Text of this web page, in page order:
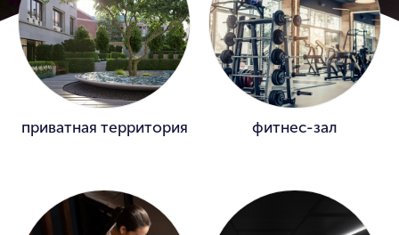
приватная территория фитнес-зал